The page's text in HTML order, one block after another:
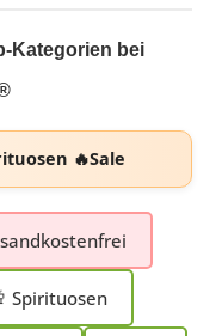
Kategorien bei
🔥Sale
Spirituosen